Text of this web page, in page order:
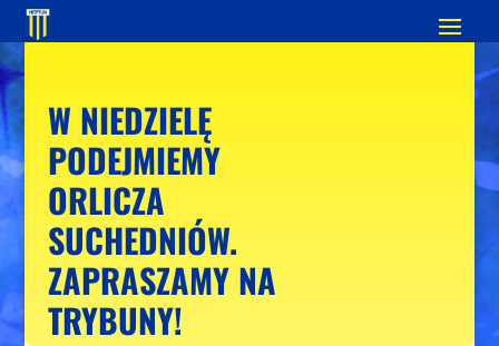
W NIEDZIELĘ
PODEJMIEMY
ORLICZA
SUCHEDNIÓW.
ZAPRASZAMY NA
TRYBUNY!